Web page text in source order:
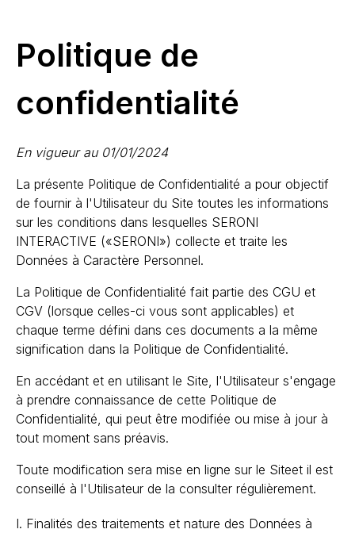
Politique de
confidentialité
En vigueur au 01/01/2024
La présente Politique de Confidentialité a pour objectif
de fournir à l'Utilisateur du Site toutes les informations
sur les conditions dans lesquelles SERONI
INTERACTIVE («SERONI») collecte et traite les
Données à Caractère Personnel.
La Politique de Confidentialité fait partie des CGU et
CGV (lorsque celles-ci vous sont applicables) et
chaque terme défini dans ces documents a la même
signification dans la Politique de Confidentialité.
En accédant et en utilisant le Site, l'Utilisateur s'engage
à prendre connaissance de cette Politique de
Confidentialité, qui peut être modifiée ou mise à jour à
tout moment sans préavis.
Toute modification sera mise en ligne sur le Siteet il est
conseillé à l'Utilisateur de la consulter régulièrement.
I. Finalités des traitements et nature des Données à